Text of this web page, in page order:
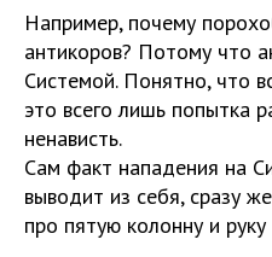
Например, почему
антикоров? Потому что
Системой. Понятно, что
это всего лишь попытка
ненависть.
Сам факт нападения на
выводит из себя, сразу
про пятую колонну и